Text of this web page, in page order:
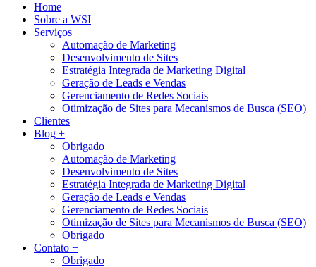
Home
Sobre a WSI
Serviços +
Automação de Marketing
Desenvolvimento de Sites
Estratégia Integrada de Marketing Digital
Geração de Leads e Vendas
Gerenciamento de Redes Sociais
Otimização de Sites para Mecanismos de Busca (SEO)
Clientes
Blog +
Obrigado
Automação de Marketing
Desenvolvimento de Sites
Estratégia Integrada de Marketing Digital
Geração de Leads e Vendas
Gerenciamento de Redes Sociais
Otimização de Sites para Mecanismos de Busca (SEO)
Obrigado
Contato +
Obrigado